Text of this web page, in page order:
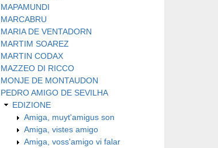
MAPAMUNDI
MARCABRU
MARIA DE VENTADORN
MARTIM SOAREZ
MARTIN CODAX
MAZZEO DI RICCO
MONJE DE MONTAUDON
PEDRO AMIGO DE SEVILHA
EDIZIONE
Amiga, muyt'amigus son
Amiga, vistes amigo
Amiga, voss'amigo vi falar